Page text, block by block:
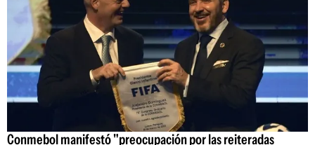
Conmebol manifestó "preocupación por las reiteradas